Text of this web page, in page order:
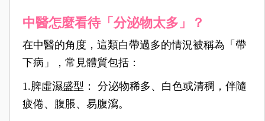
中醫怎麼看待「分泌物太多」？
在中醫的角度，這類白帶過多的情況被稱為「帶
下病」，常見體質包括：
1.脾虛濕盛型： 分泌物稀多、白色或清稠，伴隨
疲倦、腹脹、易腹瀉。